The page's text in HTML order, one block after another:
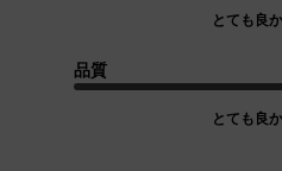
とても良
品質
とても良